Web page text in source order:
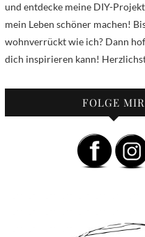
und entdecke meine DIY-
mein Leben schöner machen!
wohnverrückt wie ich? Dann
dich inspirieren kann!
FOLGE MIR